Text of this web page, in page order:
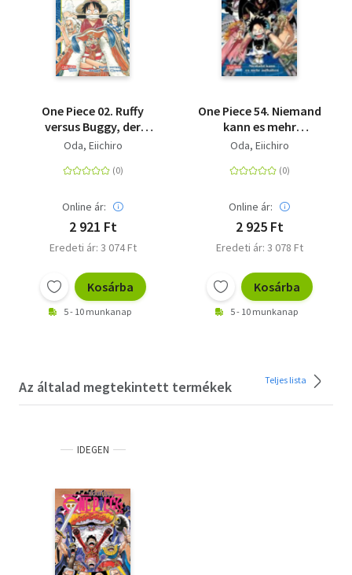
One Piece 02. Ruffy
versus Buggy, der
Clown - Piraten,
größte Schatz der
Oda, Eiichiro
Online ár:
2 921 Ft
Eredeti ár: 3 074 Ft
Kosárba
5 - 10 munkanap
One Piece 54. Niemand
kann es mehr
aufhalten
Oda, Eiichiro
Online ár:
2 925 Ft
Eredeti ár: 3 078 Ft
Kosárba
5 - 10 munkanap
Az általad megtekintett termékek Teljes lista
IDEGEN